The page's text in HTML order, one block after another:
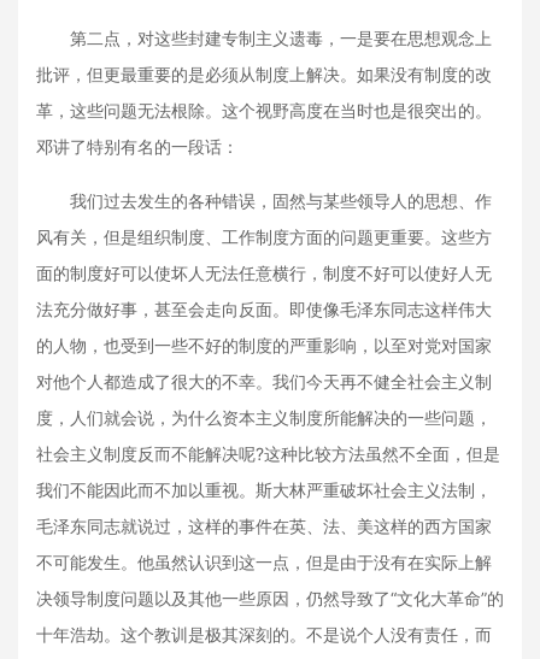
第二点，对这些封建专制主义遗毒，一是要在思想观念上
批评，但更最重要的是必须从制度上解决。如果没有制度的改
革，这些问题无法根除。这个视野高度在当时也是很突出的。
邓讲了特别有名的一段话：
我们过去发生的各种错误，固然与某些领导人的思想、作
风有关，但是组织制度、工作制度方面的问题更重要。这些方
面的制度好可以使坏人无法任意横行，制度不好可以使好人无
法充分做好事，甚至会走向反面。即使像毛泽东同志这样伟大
的人物，也受到一些不好的制度的严重影响，以至对党对国家
对他个人都造成了很大的不幸。我们今天再不健全社会主义制
度，人们就会说，为什么资本主义制度所能解决的一些问题，
社会主义制度反而不能解决呢?这种比较方法虽然不全面，但是
我们不能因此而不加以重视。斯大林严重破坏社会主义法制，
毛泽东同志就说过，这样的事件在英、法、美这样的西方国家
不可能发生。他虽然认识到这一点，但是由于没有在实际上解
决领导制度问题以及其他一些原因，仍然导致了“文化大革命”的
十年浩劫。这个教训是极其深刻的。不是说个人没有责任，而